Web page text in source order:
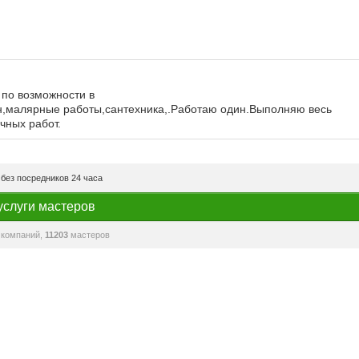
возможности в
работы,сантехника,.Работаю один.Выполняю весь
работ.
посредников 24 часа
мастеров
11203 мастеров